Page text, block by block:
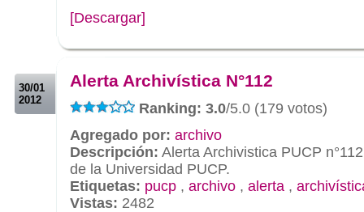
[Descargar]
30/01
2012
Alerta Archivística N°112
Ranking: 3.0/5.0 (179 votos)
Agregado por: archivo
Descripción: Alerta Archivistica PUCP
de la Universidad PUCP.
Etiquetas: pucp , archivo , alerta ,
Vistas: 2482